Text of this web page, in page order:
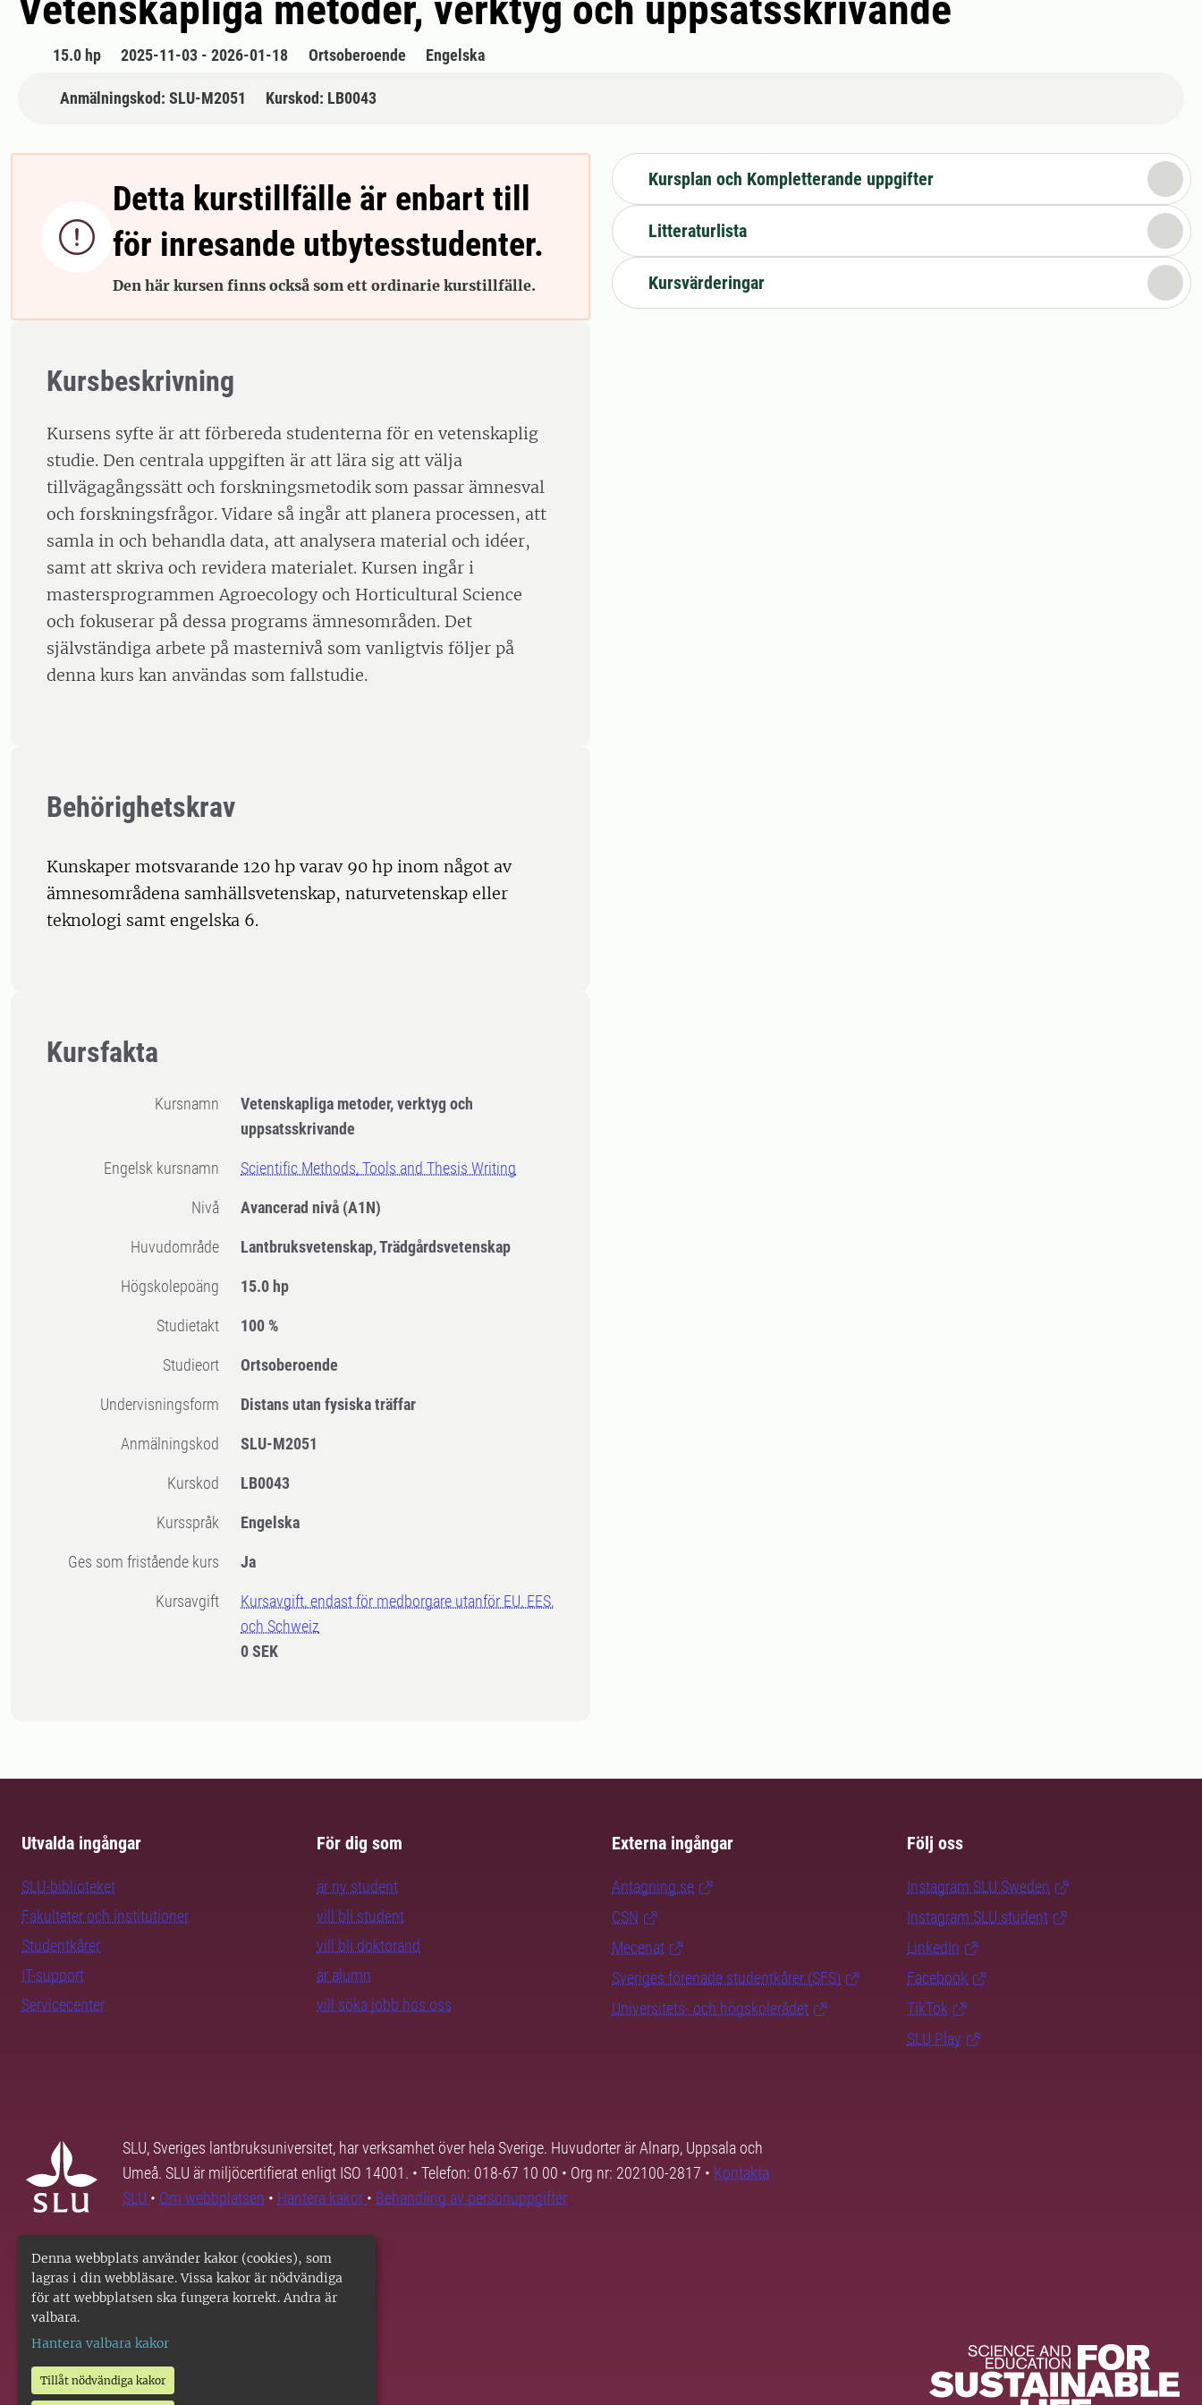
Denna webbplats använder kakor (cookies), som
lagras i din webbläsare. Vissa kakor är nödvändiga
för att webbplatsen ska fungera korrekt. Andra är
valbara.
Hantera valbara kakor
Tillåt nödvändiga kakor
15.0 hp 2025-11-03 - 2026-01-18 Ortsoberoende Engelska
Anmälningskod: SLU-M2051 Kurskod: LB0043

Detta kurstillfälle är enbart till
för inresande utbytesstudenter.
Den här kursen finns också som ett ordinarie kurstillfälle.
Kursbeskrivning
Kursens syfte är att förbereda studenterna för en vetenskaplig
studie. Den centrala uppgiften är att lära sig att välja
tillvägagångssätt och forskningsmetodik som passar ämnesval
och forskningsfrågor. Vidare så ingår att planera processen, att
samla in och behandla data, att analysera material och idéer,
samt att skriva och revidera materialet. Kursen ingår i
mastersprogrammen Agroecology och Horticultural Science
och fokuserar på dessa programs ämnesområden. Det
självständiga arbete på masternivå som vanligtvis följer på
denna kurs kan användas som fallstudie.
Behörighetskrav
Kunskaper motsvarande 120 hp varav 90 hp inom något av
ämnesområdena samhällsvetenskap, naturvetenskap eller
teknologi samt engelska 6.
Kursfakta
Kursnamn
Vetenskapliga metoder, verktyg och
uppsatsskrivande
Engelsk kursnamn Scientific Methods, Tools and Thesis Writing
Nivå Avancerad nivå (A1N)
Huvudområde Lantbruksvetenskap, Trädgårdsvetenskap
högskolepoäng 15.0 hp
Studietakt 100 %
Studieort Ortsoberoende
Undervisningsform Distans utan fysiska träffar
Anmälningskod SLU-M2051
Kurskod LB0043
Kursspråk Engelska
Ges som fristående kurs Ja
Kursavgift
Kursavgift, endast för medborgare utanför EU, EES,
och Schweiz
0 SEK
Kursplan och Kompletterande uppgifter
Litteraturlista
Kursvärderingar
Utvalda ingångar
SLU-biblioteket
Fakulteter och institutioner
Studentkårer
IT-support
Servicecenter
För dig som
är ny student
vill bli student
vill bli doktorand
är alumn
vill söka jobb hos oss
Externa ingångar
Antagning.se
CSN
Mecenat
Sveriges förenade studentkårer (SFS)
Universitets- och högskolerådet
Följ oss
Instagram SLU.Sweden
Instagram SLU.student
LinkedIn
Facebook
TikTok
SLU Play
SLU, Sveriges lantbruksuniversitet, har verksamhet över hela Sverige. Huvudorter är Alnarp, Uppsala och
Umeå. SLU är miljöcertifierat enligt ISO 14001. • Telefon: 018-67 10 00 • Org nr: 202100-2817 • Kontakta
SLU • Om webbplatsen • Hantera kakor • Behandling av personuppgifter